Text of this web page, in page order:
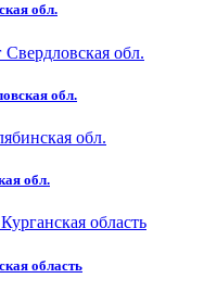
обл.
обл.
обл.
область